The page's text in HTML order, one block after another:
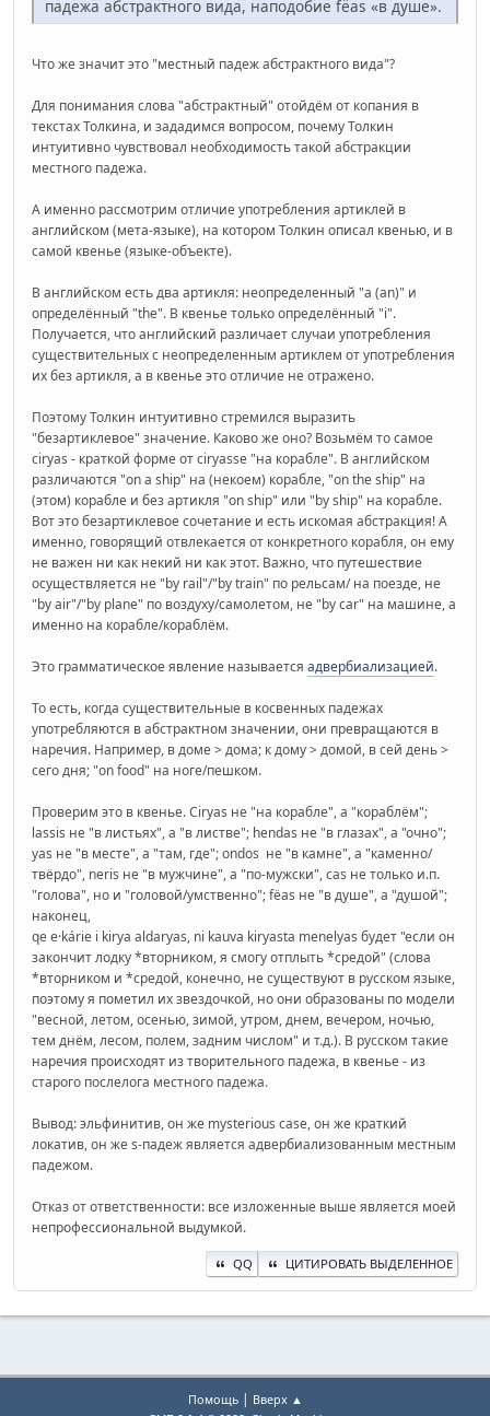
падежа абстрактного вида, наподобие fëas «в душе».
Что же значит это "местный падеж абстрактного вида"?
Для понимания слова "абстрактный" отойдём от копания в
текстах Толкина, и зададимся вопросом, почему Толкин
интуитивно чувствовал необходимость такой абстракции
местного падежа.
А именно рассмотрим отличие употребления артиклей в
английском (мета-языке), на котором Толкин описал квенью, и в
самой квенье (языке-объекте).
В английском есть два артикля: неопределенный "a (an)" и
определённый "the". В квенье только определённый "i".
Получается, что английский различает случаи употребления
существительных с неопределенным артиклем от употребления
их без артикля, а в квенье это отличие не отражено.
Поэтому Толкин интуитивно стремился выразить
"безартиклевое" значение. Каково же оно? Возьмём то самое
ciryas - краткой форме от ciryasse "на корабле". В английском
различаются "on a ship" на (некоем) корабле, "on the ship" на
(этом) корабле и без артикля "on ship" или "by ship" на корабле.
Вот это безартиклевое сочетание и есть искомая абстракция! А
именно, говорящий отвлекается от конкретного корабля, он ему
не важен ни как некий ни как этот. Важно, что путешествие
осуществляется не "by rail"/"by train" по рельсам/ на поезде, не
"by air"/"by plane" по воздуху/самолетом, не "by car" на машине, а
именно на корабле/кораблём.
Это грамматическое явление называется адвербиализацией.
То есть, когда существительные в косвенных падежах
употребляются в абстрактном значении, они превращаются в
наречия. Например, в доме > дома; к дому > домой, в сей день >
сего дня; "on food" на ноге/пешком.
Проверим это в квенье. Ciryas не "на корабле", а "кораблём";
lassis не "в листьях", а "в листве"; hendas не "в глазах", а "очно";
yas не "в месте", а "там, где"; ondos не "в камне", а "каменно/
твёрдо", neris не "в мужчине", а "по-мужски", cas не только и.п.
"голова", но и "головой/умственно"; fëas не "в душе", а "душой";
наконец,
qe e·kárie i kirya aldaryas, ni kauva kiryasta menelyas будет "если он
закончит лодку *вторником, я смогу отплыть *средой" (слова
*вторником и *средой, конечно, не существуют в русском языке,
поэтому я пометил их звездочкой, но они образованы по модели
"весной, летом, осенью, зимой, утром, днем, вечером, ночью,
тем днём, лесом, полем, задним числом" и т.д.). В русском такие
наречия происходят из творительного падежа, в квенье - из
старого послелога местного падежа.
Вывод: эльфинитив, он же mysterious case, он же краткий
локатив, он же s-падеж является адвербиализованным местным
падежом.
Отказ от ответственности: все изложенные выше является моей
непрофессиональной выдумкой.
QQ ЦИТИРОВАТЬ ВЫДЕЛЕННОЕ
Помощь| Вверх ▲